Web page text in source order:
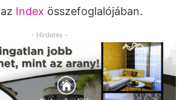
Index összefoglalójában.
- Hirdetés -